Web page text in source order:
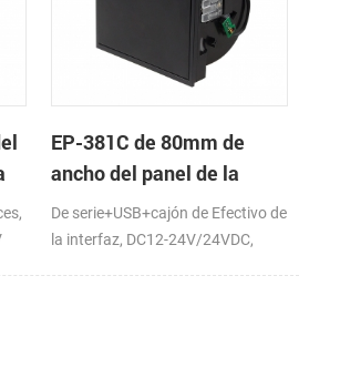
EP-381C de 80mm de
ancho del panel de la
impresora térmica por
contacto de terminal de
De serie+USB+cajón de Efectivo de
la interfaz, DC12-24V/24VDC,